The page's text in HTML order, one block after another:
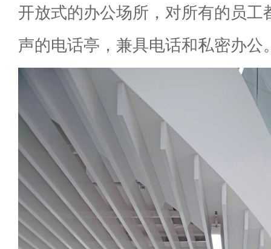
开放式的办公场所，对所有的员工
声的电话亭，兼具电话和私密办公